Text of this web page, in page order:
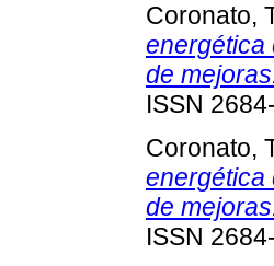
Coronato,
energética
de
ISSN
Coronato,
energética
de
ISSN